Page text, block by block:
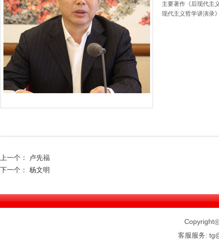
主要著作《后现代主
现代主义哲学讲演录
上一个：
卢先福
下一个： 杨文明
客服服务: